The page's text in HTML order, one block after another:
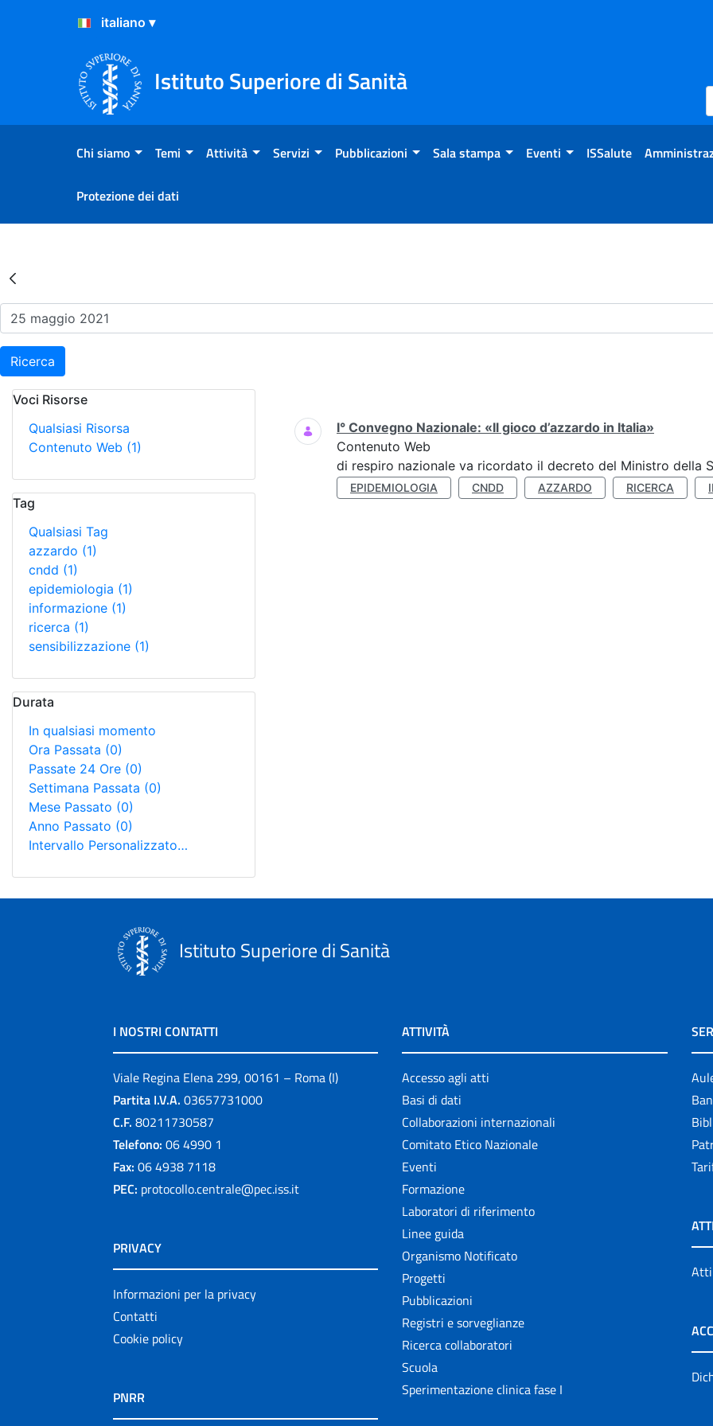
Salta al Contenuto
Salta al Footer
Istituto Superiore di Sanità
Chi siamo Temi Attività Servizi Pubblicazioni Sala stampa Eventi ISSalute
Protezione dei dati
Risultati della Ricerca - Eventi
Ricerca
Voci Risorse
Qualsiasi Risorsa
Contenuto Web (1)
Tag
Qualsiasi Tag
azzardo (1)
cndd (1)
epidemiologia (1)
informazione (1)
ricerca (1)
sensibilizzazione (1)
Durata
In qualsiasi momento
Ora Passata (0)
Passate 24 Ore (0)
Settimana Passata (0)
Mese Passato (0)
Anno Passato (0)
Intervallo Personalizzato…
Ricerca
I° Convegno Nazionale: «Il gioco d’azzardo in Italia»
Contenuto Web
di respiro nazionale va ricordato il decreto del Ministro della
EPIDEMIOLOGIA CNDD AZZARDO RICERCA
Istituto Superiore di Sanità
I NOSTRI CONTATTI
Viale Regina Elena 299, 00161 – Roma (I)
Partita I.V.A. 03657731000
C.F. 80211730587
Telefono: 06 4990 1
Fax: 06 4938 7118
PEC: protocollo.centrale@pec.iss.it
PRIVACY
Informazioni per la privacy
Contatti
Cookie policy
PNRR
ATTIVITÀ
Accesso agli atti
Basi di dati
Collaborazioni internazionali
Comitato Etico Nazionale
Eventi
Formazione
Laboratori di riferimento
Linee guida
Organismo Notificato
Progetti
Pubblicazioni
Registri e sorveglianze
Ricerca collaboratori
Scuola
Sperimentazione clinica fase I
Atti